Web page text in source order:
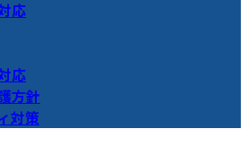
応
応
方針
対策